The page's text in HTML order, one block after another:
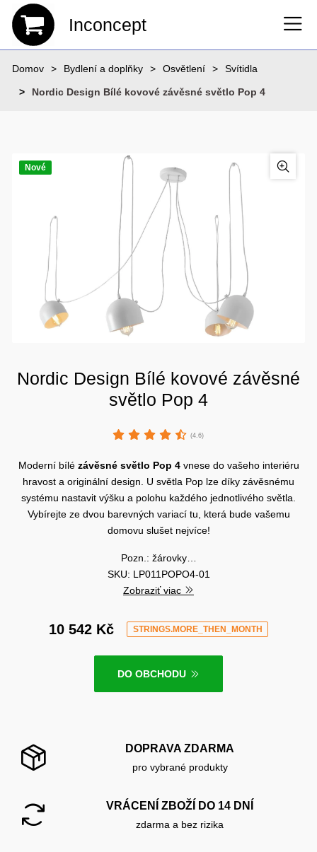
Inconcept
Domov Bydlení a doplňky Osvětlení Svítidla
Nordic Design Bílé kovové závěsné světlo Pop 4
Nové
Nordic Design Bílé kovové závěsné
světlo Pop 4
(4.6)
Moderní bílé závěsné světlo Pop 4vnese do vašeho interiéru
hravost a originální design. U světla Pop lze díky závěsnému
systému nastavit výšku a polohu každého jednotlivého světla.
Vybírejte ze dvou barevných variací tu, která bude vašemu
domovu slušet nejvíce!
Pozn.: žárovky…
SKU: LP011POPO4-01
Zobraziť viac
10 542 Kč STRINGS.MORE_THEN_MONTH
DO OBCHODU
DOPRAVA ZDARMA
pro vybrané produkty
VRÁCENÍ ZBOŽÍ DO 14 DNÍ
zdarma a bez rizika